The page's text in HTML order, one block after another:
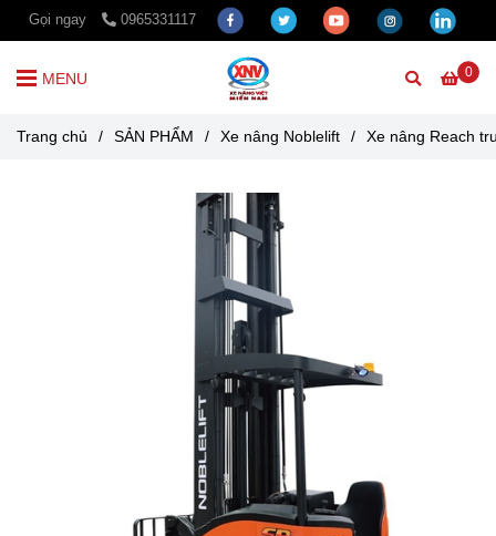
Gọi ngay 0965331117
0
MENU
Trang chủ / SẢN PHẨM / Xe nâng Noblelift / Xe nâng Reach